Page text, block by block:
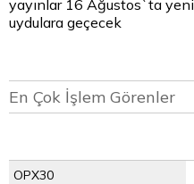
yayınlar 16 Ağustos`ta yeni
uydulara geçecek
En Çok İşlem Görenler
OPX30